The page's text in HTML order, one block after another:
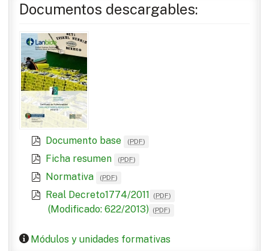
Documentos descargables:
Documento base (PDF)
Ficha resumen (PDF)
Normativa (PDF)
Real Decreto1774/2011 (PDF)
(Modificado: 622/2013) (PDF)
Módulos y unidades formativas